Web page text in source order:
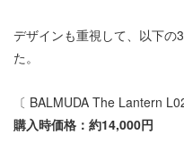
デザインも重視して、以下の
た。
〔 BALMUDA The Lantern
購入時価格：約14,000円